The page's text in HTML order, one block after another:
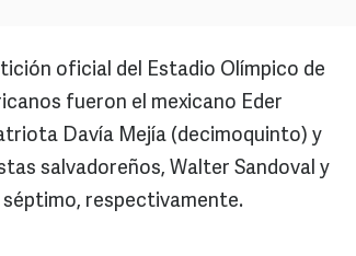
oficial del Estadio Olímpico de
fueron el mexicano Eder
Davía Mejía (decimoquinto) y
salvadoreños, Walter Sandoval y
respectivamente.